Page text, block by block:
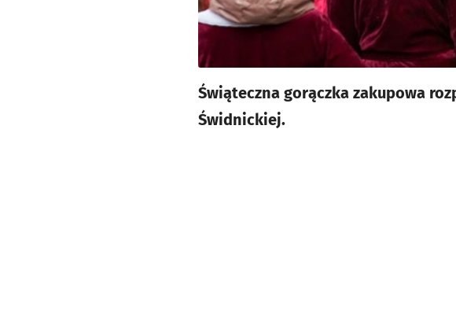
Świąteczna gorączka zakupowa
Świdnickiej.